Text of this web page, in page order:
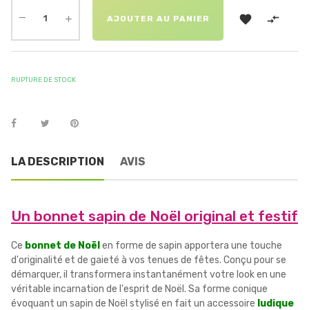
AJOUTER AU PANIER  
RUPTURE DE STOCK
LA DESCRIPTION AVIS
Un bonnet sapin de Noël original et festif
Ce bonnet de Noël en forme de sapin apportera une touche
d'originalité et de gaieté à vos tenues de fêtes. Conçu pour se
démarquer, il transformera instantanément votre look en une
véritable incarnation de l'esprit de Noël. Sa forme conique
évoquant un sapin de Noël stylisé en fait un accessoire ludique